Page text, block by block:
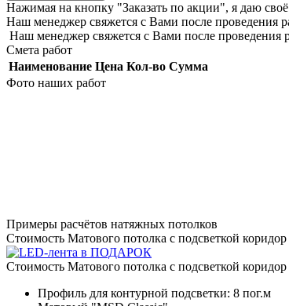
Нажимая на кнопку "Заказать по акции", я даю своё
Наш менеджер свяжется с Вами после проведения
Наш менеджер свяжется с Вами после проведения
Смета работ
Наименование Цена Кол-во Сумма
Фото наших работ
Примеры расчётов натяжных потолков
Стоимость Матового потолка с подсветкой коридор
Стоимость Матового потолка с подсветкой коридор
Профиль для контурной подсветки: 8 пог.м